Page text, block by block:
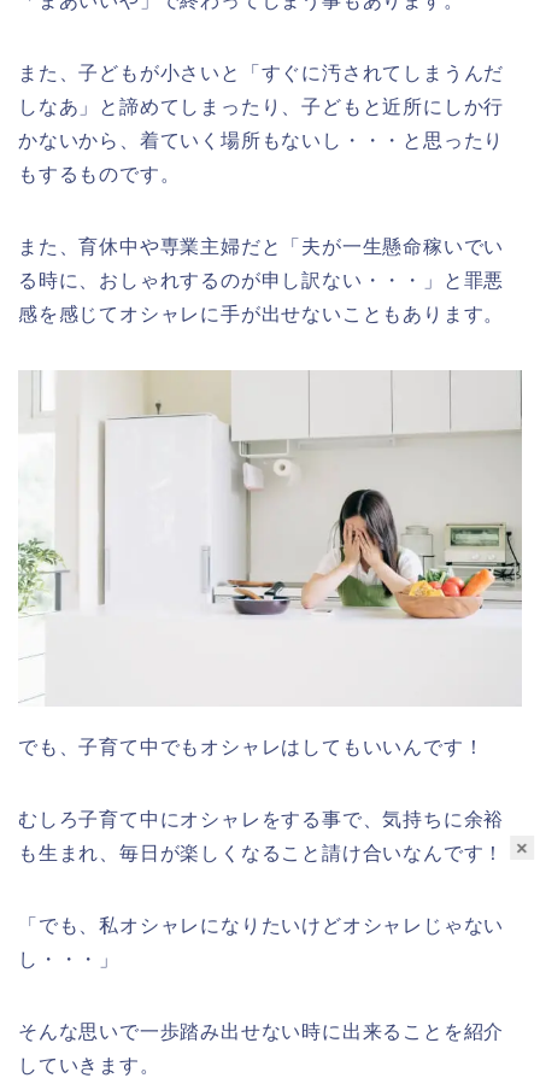
また、子どもが小さいと「すぐに汚されてしまうんだ
しなあ」と諦めてしまったり、子どもと近所にしか行
かないから、着ていく場所もないし・・・と思ったり
もするものです。
また、育休中や専業主婦だと「夫が一生懸命稼いでい
る時に、おしゃれするのが申し訳ない・・・」と罪悪
感を感じてオシャレに手が出せないこともあります。
でも、子育て中でもオシャレはしてもいいんです！
むしろ子育て中にオシャレをする事で、気持ちに余裕
も生まれ、毎日が楽しくなること請け合いなんです！
「でも、私オシャレになりたいけどオシャレじゃない
し・・・」
そんな思いで一歩踏み出せない時に出来ることを紹介
していきます。
×